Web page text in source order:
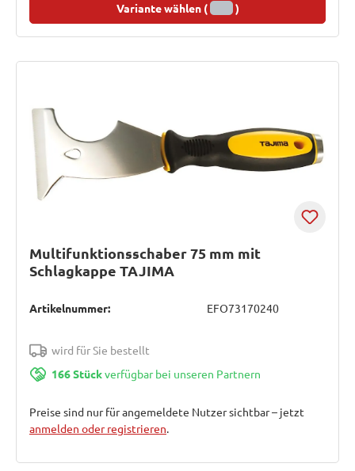
Variante wählen ( )
Multifunktionsschaber 75 mm mit
Schlagkappe TAJIMA
Artikelnummer: EFO73170240
wird für Sie bestellt
166 Stückverfügbar bei unseren Partnern
Preise sind nur für angemeldete Nutzer sichtbar – jetzt
anmelden oder registrieren.